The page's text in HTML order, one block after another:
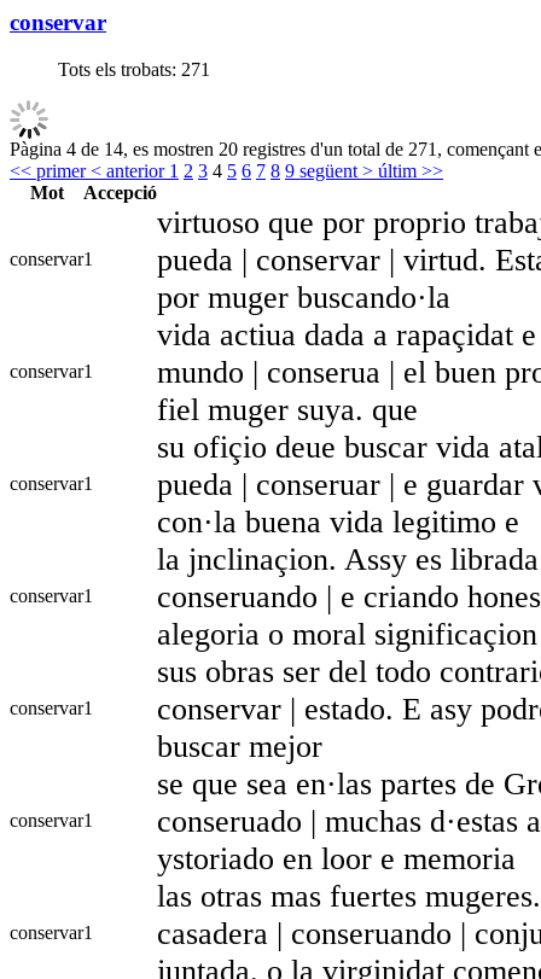
conservar
Tots els trobats: 271
Pàgina 4 de 14, es mostren 20 registres d'un total de 271, començant
<< primer< anterior 1 2 3 4 5 6 7 8 9 següent > últim >>
Mot
Accepció
conservar1
virtuoso que por proprio
pueda | conservar | virtud.
por muger buscando·la
conservar1
vida actiua dada a rapaçidat
mundo | conserua | el buen
fiel muger suya. que
conservar1
su ofiçio deue buscar vida
pueda | conseruar | e
con·la buena vida legitimo e
conservar1
la jnclinaçion. Assy es
conseruando | e criando
alegoria o moral significaçion
conservar1
sus obras ser del todo
conservar | estado. E asy
buscar mejor
conservar1
se que sea en·las partes de
conseruado | muchas
ystoriado en loor e memoria
conservar1
las otras mas fuertes
casadera | conseruando |
juntada. o la virginidat